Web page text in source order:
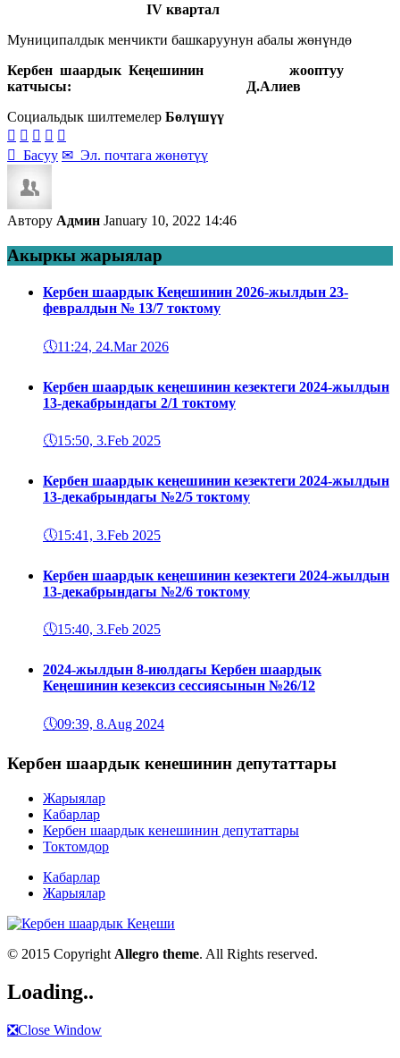
IV квартал
Муниципалдык менчикти башкаруунун абалы жөнүндө
Кербен шаардык Кеңешинин жооптуу
катчысы: Д.Алиев
Социальдык шилтемелер Бөлүшүү
    
 Басуу ✉ Эл. почтага жөнөтүү
Автору Админ January 10, 2022 14:46
Акыркы жарыялар
Кербен шаардык Кеңешинин 2026-жылдын 23-
февралдын № 13/7 токтому
🕔11:24, 24.Mar 2026
Кербен шаардык кеңешинин кезектеги 2024-жылдын
13-декабрындагы 2/1 токтому
🕔15:50, 3.Feb 2025
Кербен шаардык кеңешинин кезектеги 2024-жылдын
13-декабрындагы №2/5 токтому
🕔15:41, 3.Feb 2025
Кербен шаардык кеңешинин кезектеги 2024-жылдын
13-декабрындагы №2/6 токтому
🕔15:40, 3.Feb 2025
2024-жылдын 8-июлдагы Кербен шаардык
Кеңешинин кезексиз сессиясынын №26/12
🕔09:39, 8.Aug 2024
Кербен шаардык кенешинин депутаттары
Жарыялар
Кабарлар
Кербен шаардык кенешинин депутаттары
Токтомдор
Кабарлар
Жарыялар
© 2015 Copyright Allegro theme. All Rights reserved.
Loading..
❎Close Window